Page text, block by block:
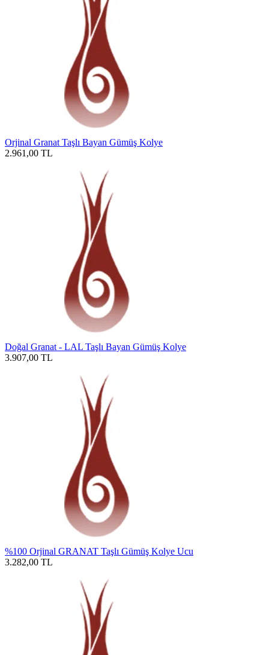
Orjinal Granat Taşlı Bayan Gümüş Kolye
2.961,00 TL
Doğal Granat - LAL Taşlı Bayan Gümüş Kolye
3.907,00 TL
%100 Orjinal GRANAT Taşlı Gümüş Kolye Ucu
3.282,00 TL